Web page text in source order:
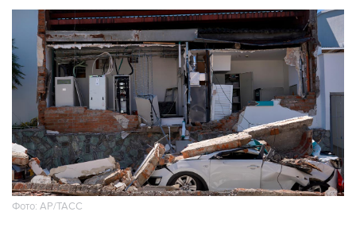
Фото: АР/ТАСС